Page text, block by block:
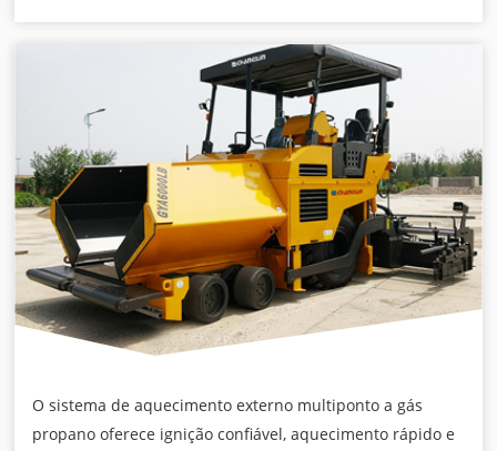
O sistema de aquecimento externo multiponto a gás
propano oferece ignição confiável, aquecimento rápido e